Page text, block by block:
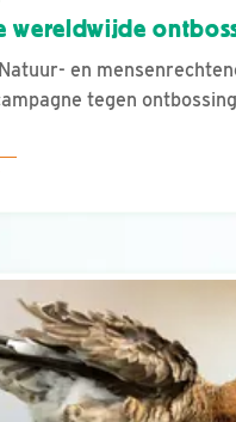
wereldwijde
Natuur- en
tegen